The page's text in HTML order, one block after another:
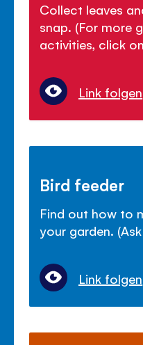
Collect leaves
snap. (For more
activities, click
Link folgen
Bird feeder
Find out how to
your garden.
Link folgen